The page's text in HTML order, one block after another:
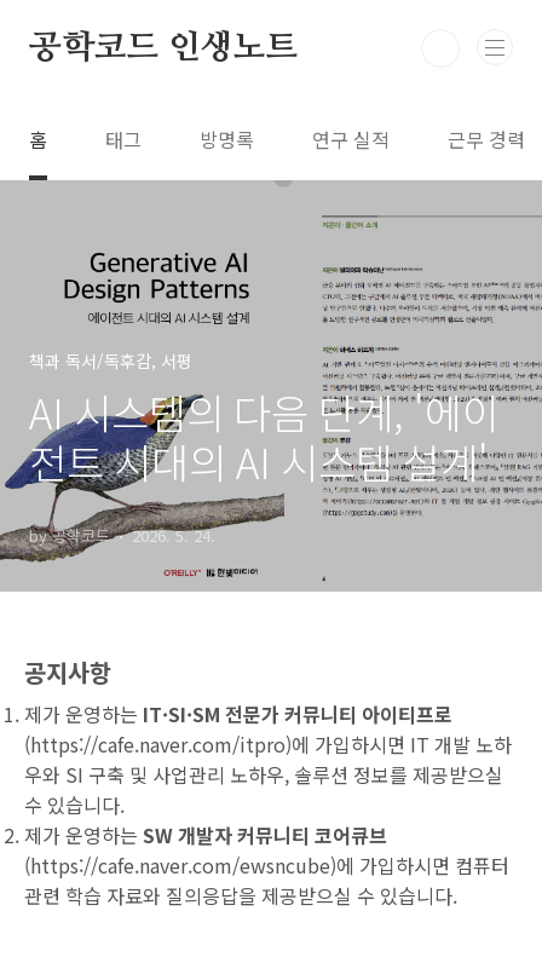
공학코드 인생노트
홈 태그 방명록 연구 실적 근무 경력
책과 독서/독후감, 서평
AI 시스템의 다음 단계, '에이
전트 시대의 AI 시스템 설계'
by 공학코드 2026. 5. 24.
공지사항
제가 운영하는 IT·SI·SM 전문가 커뮤니티 아이티프로
(https://cafe.naver.com/itpro)에 가입하시면 IT 개발 노하
우와 SI 구축 및 사업관리 노하우, 솔루션 정보를 제공받으실
수 있습니다.
제가 운영하는 SW 개발자 커뮤니티 코어큐브
(https://cafe.naver.com/ewsncube)에 가입하시면 컴퓨터
관련 학습 자료와 질의응답을 제공받으실 수 있습니다.